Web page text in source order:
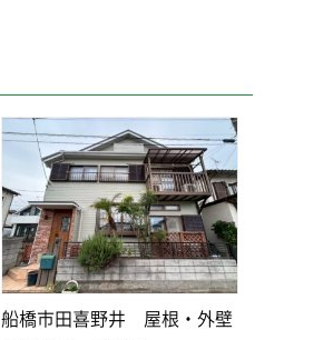
船橋市田喜野井 屋根・外壁